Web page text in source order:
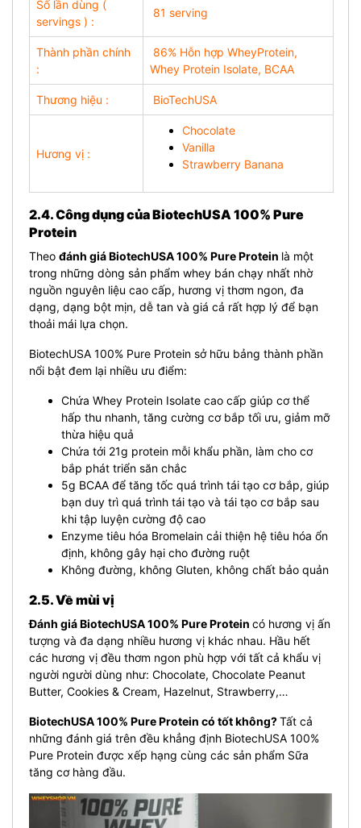
Số lần dùng (
servings ) :
81 serving
Thành phần chính
:
86% Hỗn hợp WheyProtein,
Whey Protein Isolate, BCAA
Thương hiệu : BioTechUSA
Hương vị :
Chocolate
Vanilla
Strawberry Banana
2.4. Công dụng của BiotechUSA 100% Pure
Protein
Theo đánh giá BiotechUSA 100% Pure Protein là một
trong những dòng sản phẩm whey bán chạy nhất nhờ
nguồn nguyên liệu cao cấp, hương vị thơm ngon, đa
dạng, dạng bột mịn, dễ tan và giá cả rất hợp lý để bạn
thoải mái lựa chọn.
BiotechUSA 100% Pure Protein sở hữu bảng thành phần
nổi bật đem lại nhiều ưu điểm:
Chứa Whey Protein Isolate cao cấp giúp cơ thể
hấp thu nhanh, tăng cường cơ bắp tối ưu, giảm mỡ
thừa hiệu quả
Chứa tới 21g protein mỗi khẩu phần, làm cho cơ
bắp phát triển săn chắc
5g BCAA để tăng tốc quá trình tái tạo cơ bắp, giúp
bạn duy trì quá trình tái tạo và tái tạo cơ bắp sau
khi tập luyện cường độ cao
Enzyme tiêu hóa Bromelain cải thiện hệ tiêu hóa ổn
định, không gây hại cho đường ruột
Không đường, không Gluten, không chất bảo quản
2.5. Về mùi vị
Đánh giá BiotechUSA 100% Pure Protein có hương vị ấn
tượng và đa dạng nhiều hương vị khác nhau. Hầu hết
các hương vị đều thơm ngon phù hợp với tất cả khẩu vị
người người dùng như: Chocolate, Chocolate Peanut
Butter, Cookies & Cream, Hazelnut, Strawberry,…
BiotechUSA 100% Pure Protein có tốt không?Tất cả
những đánh giá trên đều khẳng định BiotechUSA 100%
Pure Protein được xếp hạng cùng các sản phẩm Sữa
tăng cơ hàng đầu.